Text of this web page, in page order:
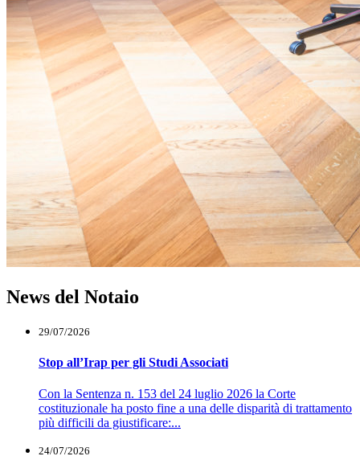
News del Notaio
29/07/2026
Stop all’Irap per gli Studi Associati
Con la Sentenza n. 153 del 24 luglio 2026 la Corte
costituzionale ha posto fine a una delle disparità di trattamento
più difficili da giustificare:...
24/07/2026